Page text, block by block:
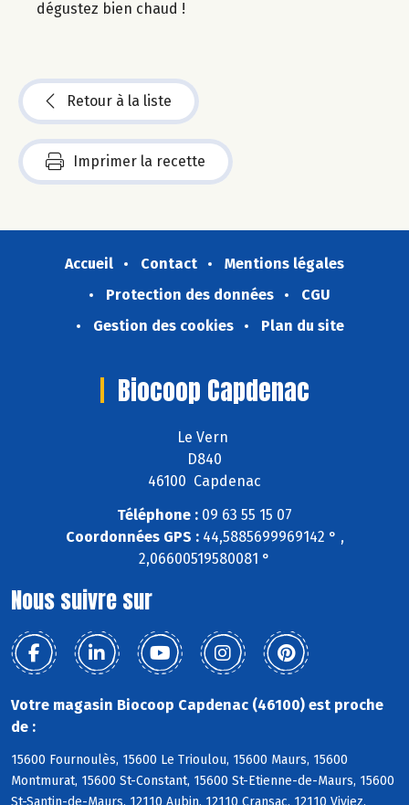
dégustez bien chaud !
Retour à la liste
Imprimer la recette
Accueil Contact
Mentions légales
Protection des données
CGU
Gestion des cookies
Plan du site
Biocoop Capdenac
Le Vern
D840
46100 Capdenac
Téléphone : 09 63 55 15 07
Coordonnées GPS :44,5885699969142 ° ,
2,06600519580081 °
Nous suivre sur
Votre magasin Biocoop Capdenac (46100) est proche
de :
15600 Fournoulès, 15600 Le Trioulou, 15600 Maurs, 15600
Montmurat, 15600 St-Constant, 15600 St-Etienne-de-Maurs, 15600